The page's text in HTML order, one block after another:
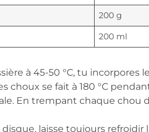
200 g
200 ml
à 45-50 °C, tu incorpores
choux se fait à 180 °C
En trempant chaque chou
laisse toujours